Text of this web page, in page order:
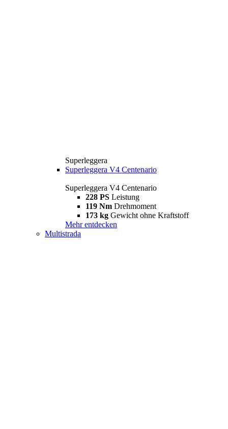
Superleggera
Superleggera V4 Centenario
Superleggera V4 Centenario
228 PS Leistung
119 Nm Drehmoment
173 kg Gewicht ohne Kraftstoff
Mehr entdecken
Multistrada